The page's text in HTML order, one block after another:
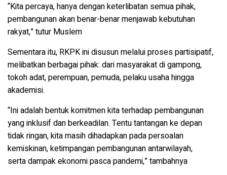
“Kita percaya, hanya dengan keterlibatan semua pihak,
pembangunan akan benar-benar menjawab kebutuhan
rakyat,” tutur Muslem
Sementara itu, RKPK ini disusun melalui proses partisipatif,
melibatkan berbagai pihak: dari masyarakat di gampong,
tokoh adat, perempuan, pemuda, pelaku usaha hingga
akademisi.
“Ini adalah bentuk komitmen kita terhadap pembangunan
yang inklusif dan berkeadilan. Tentu tantangan ke depan
tidak ringan, kita masih dihadapkan pada persoalan
kemiskinan,ketimpangan pembangunan antarwilayah,
sertadampak ekonomi pasca pandemi,” tambahnya